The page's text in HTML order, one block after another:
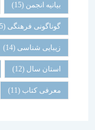
بیانیه انجمن(15)
گوناگونی فرهنگی(15)
زیبایی شناسی(14)
استان سال(12)
معرفی کتاب(11)